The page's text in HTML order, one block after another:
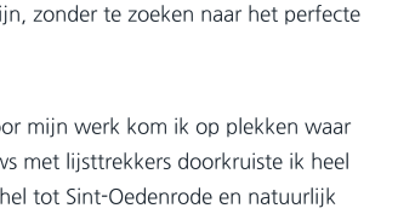
zonder te zoeken naar het perfecte
mijn werk kom ik op plekken waar
met lijsttrekkers doorkruiste ik heel
tot Sint-Oedenrode en natuurlijk